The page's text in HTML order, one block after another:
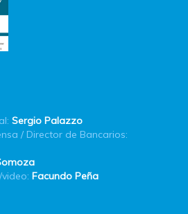
Sergio Palazzo
/ Director de Bancarios:
Facundo Peña